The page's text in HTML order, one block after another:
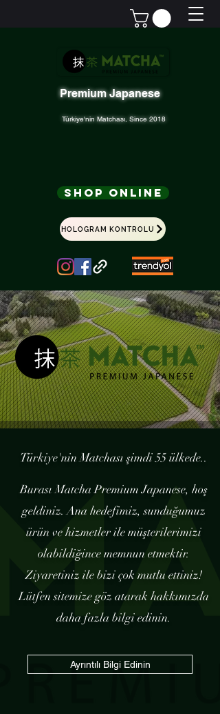
Premium Japanese
Türkiye'nin Matchası, Since 2018
Shop Online
HOLOGRAM KONTROLÜ
Türkiye'nin Matchası şimdi 55 ülkede..
Burası Matcha Premium Japanese, hoş
geldiniz. Ana hedefimiz, sunduğumuz
ürün ve hizmetler ile müşterilerimizi
olabildiğince memnun etmektir.
Ziyaretiniz ile bizi çok mutlu ettiniz!
Lütfen sitemize göz atarak hakkımızda
daha fazla bilgi edinin.
Ayrıntılı Bilgi Edinin